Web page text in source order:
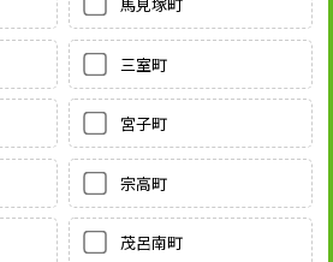
馬見塚町
三室町
宮子町
宗高町
茂呂南町